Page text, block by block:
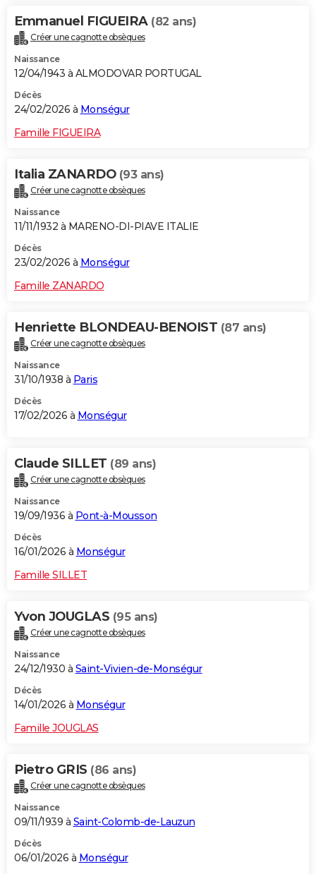
Emmanuel FIGUEIRA (82 ans)
Créer une cagnotte obsèques
Naissance
12/04/1943 à ALMODOVAR PORTUGAL
Décès
24/02/2026 à Monségur
Famille FIGUEIRA
Italia ZANARDO (93 ans)
Créer une cagnotte obsèques
Naissance
11/11/1932 à MARENO-DI-PIAVE ITALIE
Décès
23/02/2026 à Monségur
Famille ZANARDO
Henriette BLONDEAU-BENOIST (87 ans)
Créer une cagnotte obsèques
Naissance
31/10/1938 à Paris
Décès
17/02/2026 à Monségur
Claude SILLET (89 ans)
Créer une cagnotte obsèques
Naissance
19/09/1936 à Pont-à-Mousson
Décès
16/01/2026 à Monségur
Famille SILLET
Yvon JOUGLAS (95 ans)
Créer une cagnotte obsèques
Naissance
24/12/1930 à Saint-Vivien-de-Monségur
Décès
14/01/2026 à Monségur
Famille JOUGLAS
Pietro GRIS (86 ans)
Créer une cagnotte obsèques
Naissance
09/11/1939 à Saint-Colomb-de-Lauzun
Décès
06/01/2026 à Monségur